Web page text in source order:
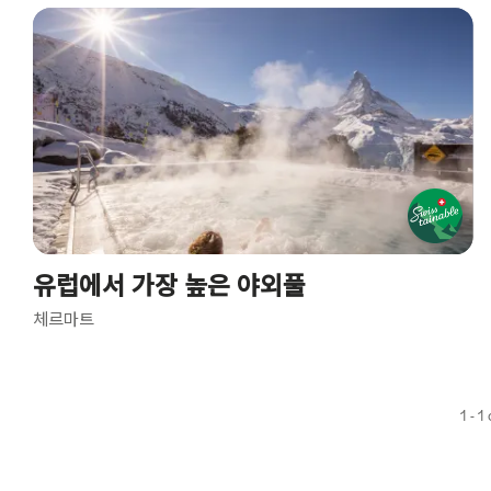
using
the
following
tags
유럽에서 가장 높은 야외풀
체르마트
1 - 1